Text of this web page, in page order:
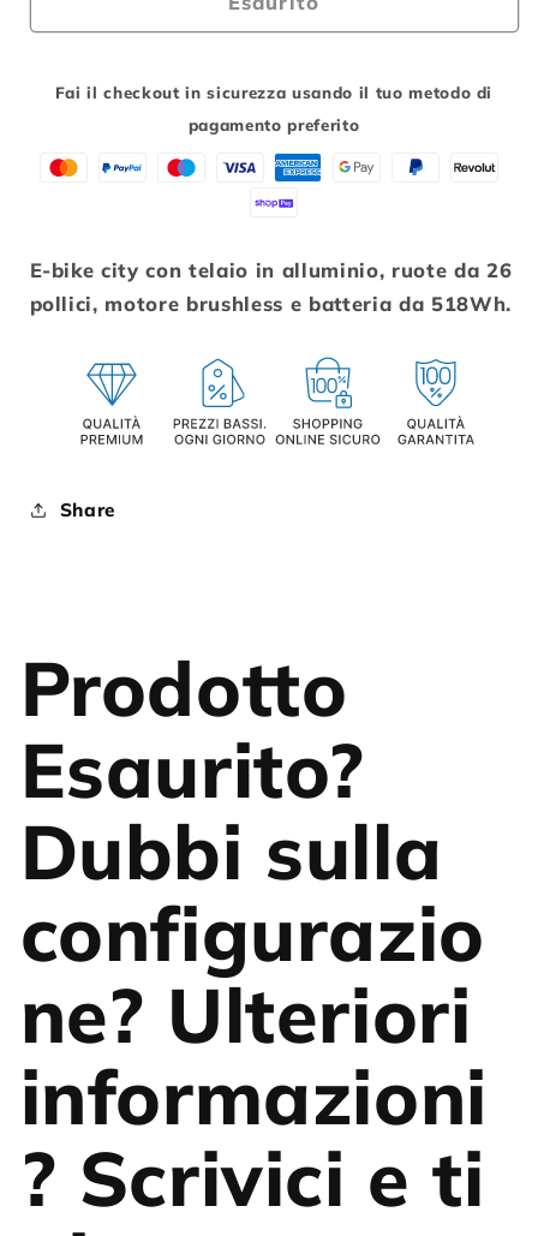
BIKE
E-
LADY
45
7V.
36V.
BLU
BIKE
E-
7.1
LADY
45
7V.
36V.
BLU
Fai il checkout in sicurezza usando il tuo metodo di
pagamento preferito
E-bike city con telaio in alluminio, ruote da 26
pollici, motore brushless e batteria da 518Wh.
Share
Prodotto
Esaurito?
Dubbi sulla
configurazio
ne? Ulteriori
informazioni
? Scrivici e ti